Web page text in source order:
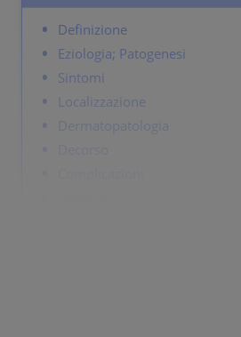
Definizione
Eziologia; Patogenesi
Sintomi
Localizzazione
Dermatopatologia